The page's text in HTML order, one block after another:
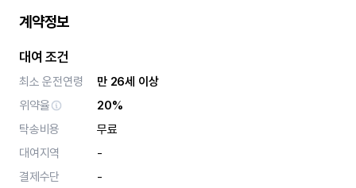
계약정보
대여 조건
최소 운전연령
만 26세 이상
위약율
20%
탁송비용
무료
대여지역
-
결제수단
-